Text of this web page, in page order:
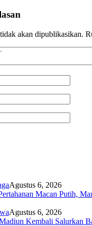
akan dipublikasikan.
Agustus 6, 2026
Macan Putih,
Agustus 6, 2026
Kembali Salurkan